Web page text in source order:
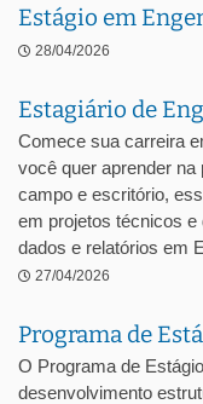
Estágio em
28/04/2026
Estagiário de
Comece sua carreira
você quer aprender na
campo e escritório,
em projetos técnicos e
dados e relatórios em
27/04/2026
Programa de
O Programa de
desenvolvimento